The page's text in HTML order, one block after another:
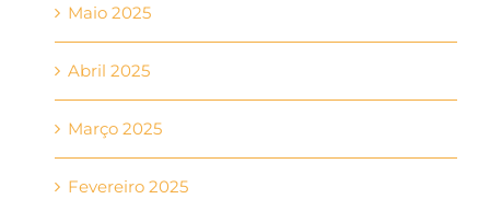
Maio 2025
Abril 2025
Março 2025
Fevereiro 2025